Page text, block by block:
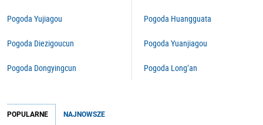
Pogoda Yujiagou
Pogoda Diezigoucun
Pogoda Dongyingcun
Pogoda Huangguata
Pogoda Yuanjiagou
Pogoda Long’an
POPULARNE NAJNOWSZE